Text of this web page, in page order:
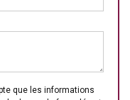
que les informations